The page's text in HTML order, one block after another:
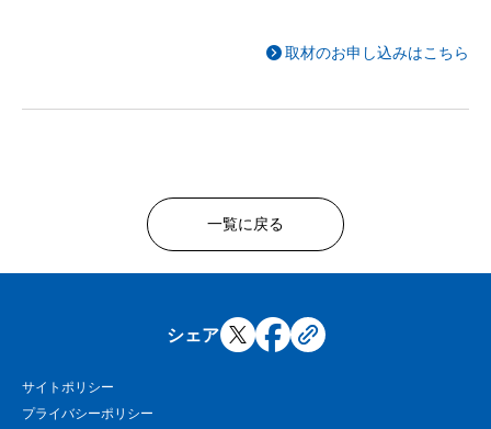
取材のお申し込みはこちら
一覧に戻る
シェア
サイトポリシー
プライバシーポリシー